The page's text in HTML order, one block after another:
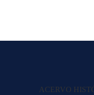
ACERVO